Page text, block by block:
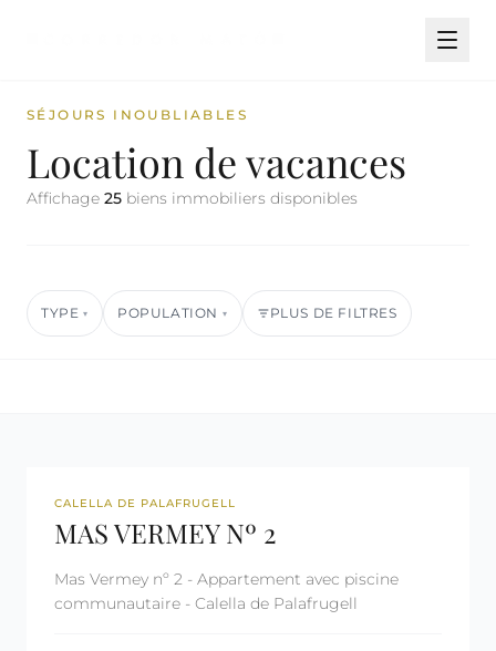
SÉJOURS INOUBLIABLES
Location de vacances
Affichage 25 biens immobiliers disponibles
TYPE ▾ POPULATION ▾ PLUS DE FILTRES
REF: CM2039 LICENCE TOURISTIQUE
CALELLA DE PALAFRUGELL
MAS VERMEY Nº 2
Mas Vermey nº 2 - Appartement avec piscine
communautaire - Calella de Palafrugell